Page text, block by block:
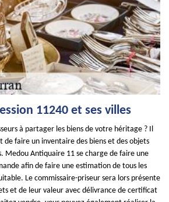
11240 et ses villes
à partager les biens de votre héritage ? Il
de faire un inventaire des biens et des objets
Medou Antiquaire 11 se charge de faire une
afin de faire une estimation de tous les
Le commissaire-priseur sera lors présente
et de leur valeur avec délivrance de certificat